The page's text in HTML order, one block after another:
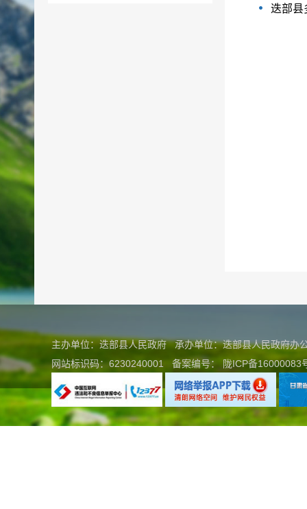
迭部县
主办单位：迭部县人民政府 承办单位：迭部县人民政府
网站标识码：6230240001
备案编号： 陇ICP备16000083